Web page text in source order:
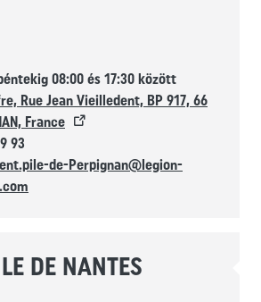
08:00 és 17:30 között
Rue Jean Vieilledent, BP 917, 66
France
93
de-Perpignan@legion-
DE NANTES